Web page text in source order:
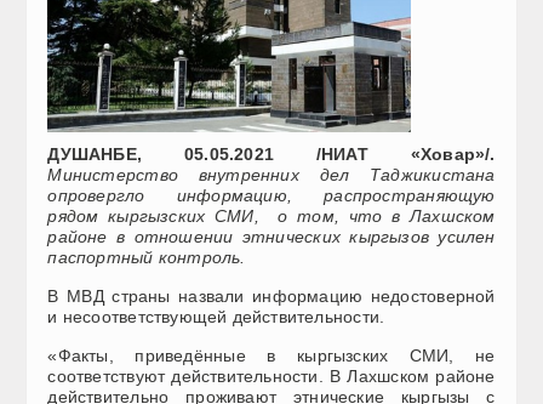
ДУШАНБЕ, 05.05.2021 /НИАТ «Ховар»/.
Министерство внутренних дел Таджикистана
опровергло информацию, распространяющую
рядом кыргызских СМИ, о том, что в Лахшском
районе в отношении этнических кыргызов усилен
паспортный контроль.
В МВД страны назвали информацию недостоверной
и несоответствующей действительности.
«Факты, приведённые в кыргызских СМИ, не
соответствуют действительности. В Лахшском районе
действительно проживают этнические кыргызы с